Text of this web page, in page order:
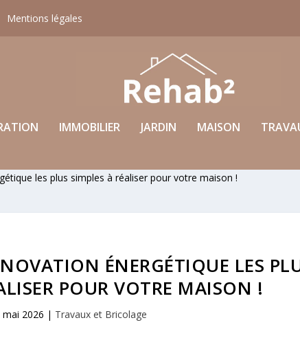
Mentions légales
IMMOBILIER JARDIN MAISON
les plus simples à réaliser pour votre maison !
ÉNERGÉTIQUE LES
POUR VOTRE MAISON !
mai 2026 | Travaux et Bricolage